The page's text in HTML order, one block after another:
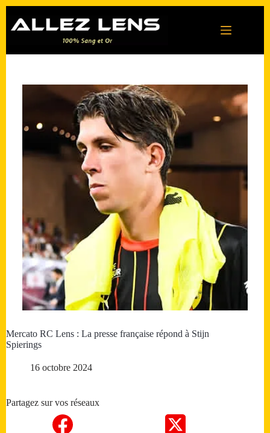
contenu
Mercato RC Lens : La presse française répond à Stijn
Spierings
16 octobre 2024
Partagez sur vos réseaux